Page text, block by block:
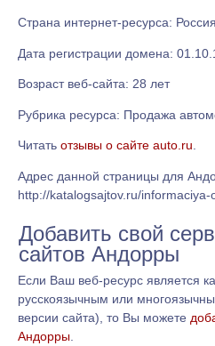
Страна интернет-ресурса: Россия
Дата регистрации домена:
Возраст веб-сайта: 28 лет
Рубрика ресурса: Продажа
Читать отзывы о сайте auto.ru
Адрес данной страницы для
http://katalogsajtov.ru/
Добавить свой
сайтов Андорры
Если Ваш веб-ресурс является
русскоязычным или
версии сайта), то Вы можете
Андорры